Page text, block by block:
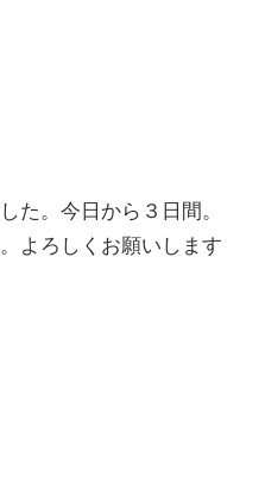
た。今日から３日間。
よろしくお願いします